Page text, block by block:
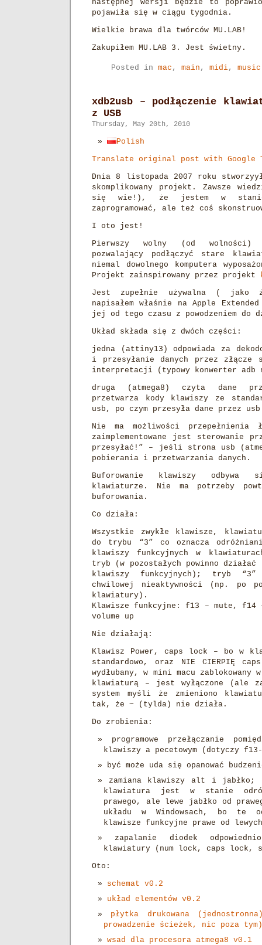
następnej wersji będzie to
pojawiła się w ciągu tygodnia.
Wielkie brawa dla twórców MU.LAB!
Zakupiłem MU.LAB 3. Jest świetny.
Posted in mac , main , midi, music
xdb2usb – podłączenie
z USB
Thursday, May 20th, 2010
Polish
Translate original post with Google
Dnia 8 listopada 2007 roku
skomplikowany projekt. Zawsze
się wie!), że jestem w
zaprogramować, ale też coś
I oto jest!
Pierwszy wolny (od wolności)
pozwalający podłączyć stare
niemal dowolnego komputera
Projekt zainspirowany przez projekt
Jest zupełnie używalna ( jako
napisałem właśnie na Apple
jej od tego czasu z powodzeniem do
Układ składa się z dwóch części:
jedna (attiny13) odpowiada za
i przesyłanie danych przez złącze
interpretacji (typowy konwerter
druga (atmega8) czyta dane
przetwarza kody klawiszy ze
usb, po czym przesyła dane przez
Nie ma możliwości przepełnienia
zaimplementowane jest sterowanie
przesyłać!” – jeśli strona usb
pobierania i przetwarzania danych.
Buforowanie klawiszy odbywa
klawiaturze. Nie ma potrzeby
buforowania.
Co działa:
Wszystkie zwykłe klawisze,
do trybu “3” co oznacza
klawiszy funkcyjnych w
tryb (w pozostałych powinno działać
klawiszy funkcyjnych); tryb
chwilowej nieaktywności (np. po
klawiatury).
Klawisze funkcyjne: f13 – mute, f14
volume up
Nie działają:
Klawisz Power, caps lock – bo w
standardowo, oraz NIE CIERPIĘ
wydłubany, w mini macu zablokowany
klawiaturą – jest wyłączone (ale
system myśli że zmieniono
tak, że ~ (tylda) nie działa.
Do zrobienia:
programowe przełączanie
klawiszy a pecetowym (dotyczy
być może uda się opanować
zamiana klawiszy alt i jabłko;
klawiatura jest w stanie
prawego, ale lewe jabłko od
układu w Windowsach, bo te
klawisze funkcyjne prawe od
zapalanie diodek
klawiatury (num lock, caps lock,
Oto:
schemat v0.2
układ elementów v0.2
płytka drukowana
prowadzenie ścieżek, nic poza tym)
wsad dla procesora atmega8 v0.1